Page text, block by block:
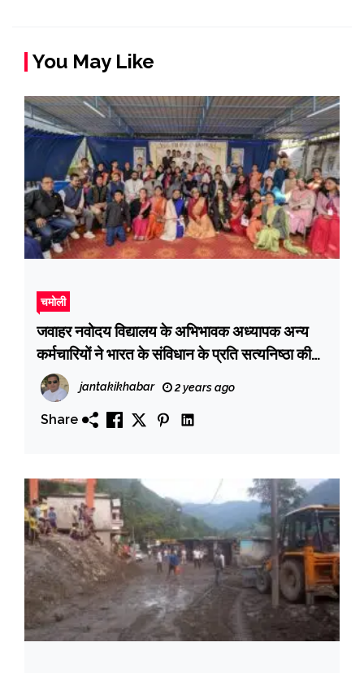
You May Like
चमोली
जवाहर नवोदय विद्यालय के अभिभावक अध्यापक अन्य
कर्मचारियों ने भारत के संविधान के प्रति सत्यनिष्ठा की
प्रतिज्ञा ली
jantakikhabar 2 years ago
Share